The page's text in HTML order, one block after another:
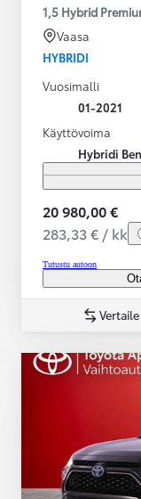
1,5 Hybrid
Vaasa
HYBRIDI
Vuosimalli
01-2021
Käyttövoima
Hybridi
20 980,00 €
283,33 € / kk
Tutustu autoon
Vertaile